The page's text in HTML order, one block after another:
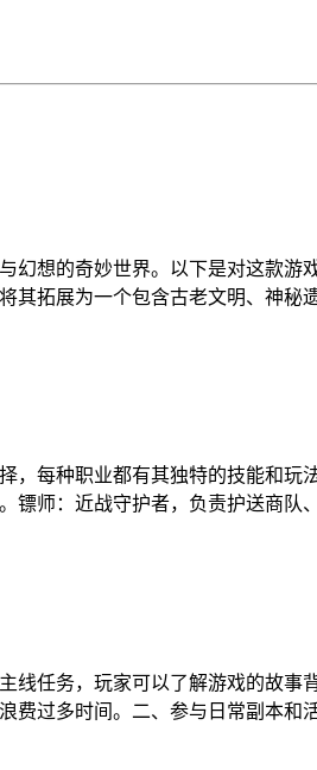
幻想的奇妙世界。以下是对这款游
其拓展为一个包含古老文明、神秘
，每种职业都有其独特的技能和玩
师：近战守护者，负责护送商队
任务，玩家可以了解游戏的故事
费过多时间。二、参与日常副本和